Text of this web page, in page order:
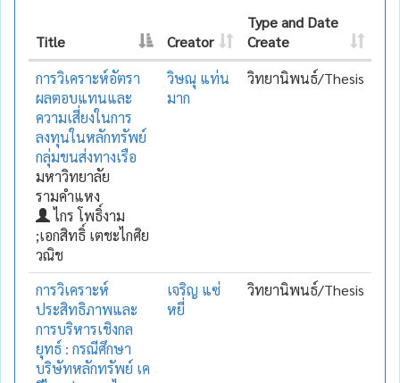
Title Creator
Type and Date
Create
การวิเคราะห์อัตรา
ผลตอบแทนและ
ความเสี่ยงในการ
ลงทุนในหลักทรัพย์
กลุ่มขนส่งทางเรือ
มหาวิทยาลัย
รามคำแหง
ไกร โพธิ์งาม
;เอกสิทธิ์ เตชะไกศิย
วณิช
วิษณุ แท่น
มาก
วิทยานิพนธ์/Thesis
การวิเคราะห์
ประสิทธิภาพและ
การบริหารเชิงกล
ยุทธ์ : กรณีศึกษา
บริษัทหลักทรัพย์ เค
เจริญ แซ่
หยี่
วิทยานิพนธ์/Thesis